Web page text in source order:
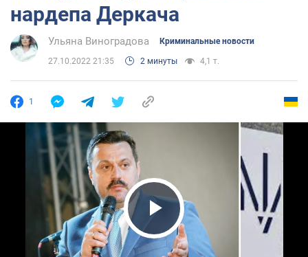
нардепа Деркача
Ульяна Виноградова Криминальные новости
27.10.2022 21:35 2 минуты 4,1 т.
1
Play Video